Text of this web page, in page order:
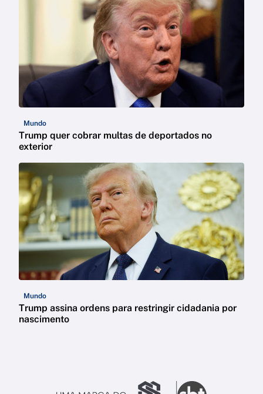
Mundo
Trump quer cobrar multas de deportados no
exterior
Mundo
Trump assina ordens para restringir cidadania por
nascimento